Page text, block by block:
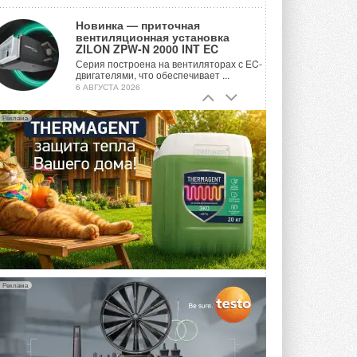
Новинка — приточная
вентиляционная установка
ZILON ZPW-N 2000 INT EC
Серия построена на вентиляторах с EC-
двигателями, что обеспечивает ...
6 АВГУСТА 2026
Учёные ЮУрГУ создали
каскадную установку,
объединяющую солнечную и
геотермальную энергию
Природосберегающие технологии ...
6 АВГУСТА 2026
Для Арктики создали
технологию защиты
ветрогенераторов от аварий
Разработка учитывает влияние
мерзлоты, обледенения и снеговых ...
6 АВГУСТА 2026
Гибридный тепловой насос PV/T
с одним общим испарителем
Исследователи предложили
конструкцию двухисточникового ...
Реклама
Реклама